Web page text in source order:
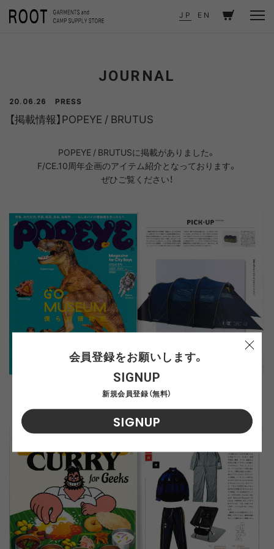
JP EN
TOP JOURNAL 【掲載情報】POPEYE / BRUTUS
JOURNAL
20.06.26 PRESS
【掲載情報】POPEYE / BRUTUS
POPEYE / BRUTUSに掲載がありました。
F/CE.10周年企画のアイテム紹介となっております。
ぜひご覧ください！
会員登録をお願いします。
SIGNUP
新規会員登録（無料）
SIGNUP